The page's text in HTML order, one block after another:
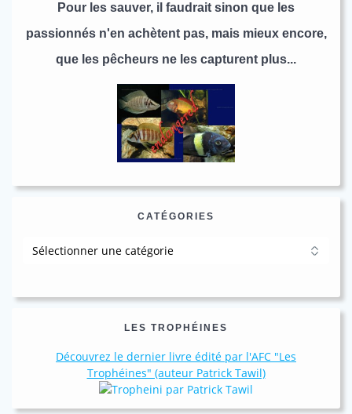
Pour les sauver, il faudrait sinon que les
passionnés n'en achètent pas, mais mieux encore,
que les pêcheurs ne les capturent plus...
CATÉGORIES
LES TROPHÉINES
Découvrez le dernier livre édité par l'AFC "Les
Trophéines" (auteur Patrick Tawil)